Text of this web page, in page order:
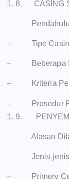
1. 8. CASING
–
– Tipe Casing
– Beberapa
– Kriteria
– Prosedur
1. 9.
– Alasan
– Jenis-jenis
– Primery